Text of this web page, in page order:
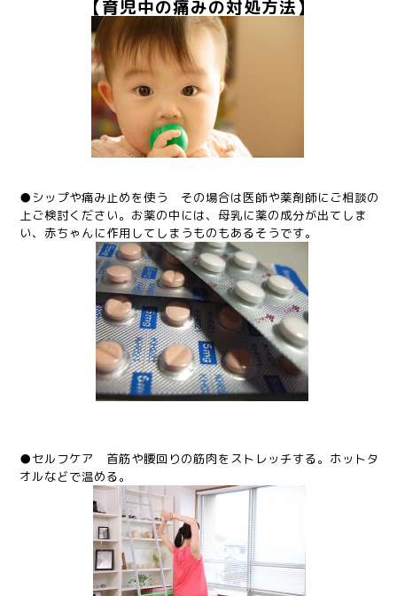
【育児中の痛みの対処方法】
●シップや痛み止めを使う その場合は医師や薬剤師にご相談の
上ご検討ください。お薬の中には、母乳に薬の成分が出てしま
い、赤ちゃんに作用してしまうものもあるそうです。
●セルフケア 首筋や腰回りの筋肉をストレッチする。ホットタ
オルなどで温める。